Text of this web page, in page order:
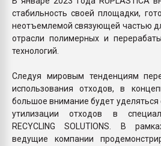
стабильность своей площадки,
неотъемлемой связующей частью
отрасли полимерных и
технологий.
Следуя мировым тенденциям
использования отходов, в
большое внимание будет уделяться
утилизации отходов в
RECYCLING SOLUTIONS. В
ведущие компании